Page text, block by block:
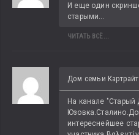
И еще один
старыми...
ЧИТАТЬ ВСЁ...
Дом семьи
На канале "Старый
интереснейшее